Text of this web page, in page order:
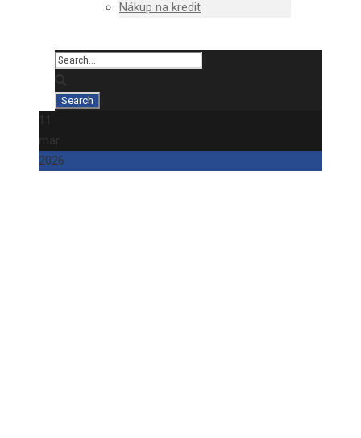
Nákup na kredit
11
mar
2026